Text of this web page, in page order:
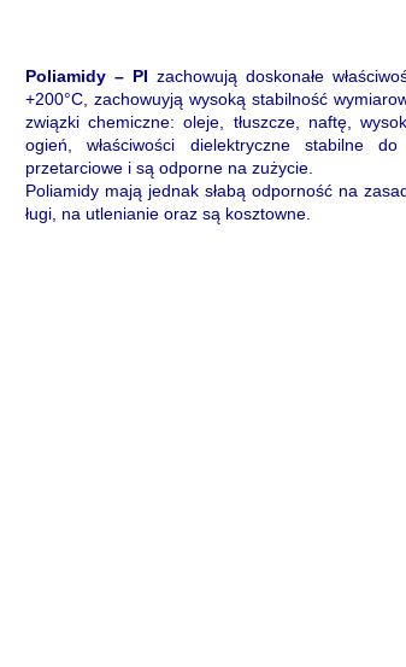
Poliamidy – PIzachowują doskonałe
+200°C, zachowuyją wysoką stabilność
związki chemiczne: oleje, tłuszcze, naftę,
ogień, właściwości dielektryczne stabilne
przetarciowe i są odporne na zużycie.
Poliamidy mają jednak słabą odporność na
ługi, na utlenianie oraz są kosztowne.